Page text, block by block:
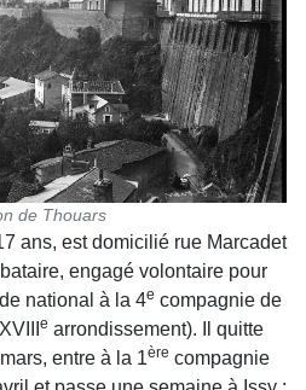
de Thouars
ans, est domicilié rue Marcadet
engagé volontaire pour
national à la 4e compagnie de
e arrondissement). Il quitte
entre à la 1ère compagnie